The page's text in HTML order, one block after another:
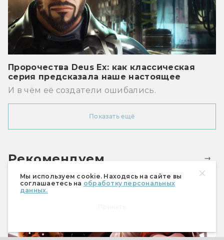
Мы используем cookie. Находясь на сайте вы
соглашаетесь на обработку персональных
данных.
Пророчества Deus Ex: как классическая
серия предсказала наше настоящее
И в чём её создатели ошибались.
Показать ещё
Рекомендуем